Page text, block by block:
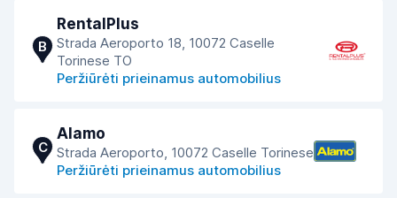
B
RentalPlus
Strada Aeroporto 18, 10072 Caselle
Torinese TO
Peržiūrėti prieinamus automobilius
C
Alamo
Strada Aeroporto, 10072 Caselle Torinese
Peržiūrėti prieinamus automobilius